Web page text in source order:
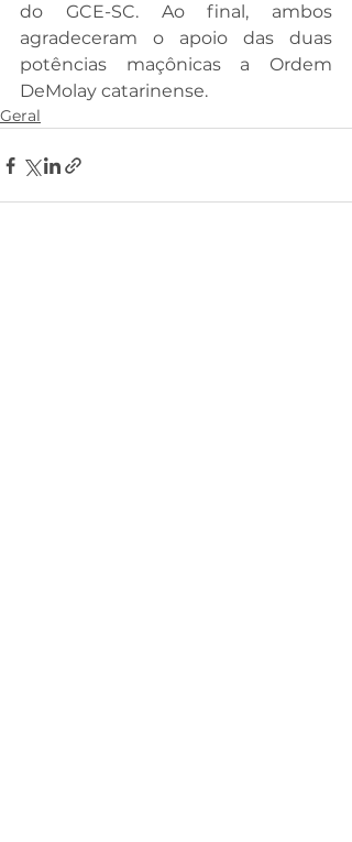
do GCE-SC. Ao final, ambos
agradeceram o apoio das duas
potências maçônicas a Ordem
DeMolay catarinense.
Geral